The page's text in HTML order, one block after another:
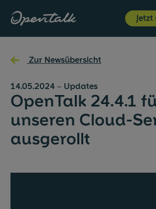
Produkt
Branchen
Ressourcen
Über uns
← Zur Newsübersicht
14.05.2024 – Updates
OpenTalk 24.4.1
unseren Cloud-
ausgerollt